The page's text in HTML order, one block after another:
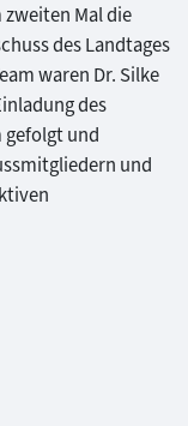
zweiten Mal die
des Landtages
waren Dr. Silke
des
gefolgt und
und